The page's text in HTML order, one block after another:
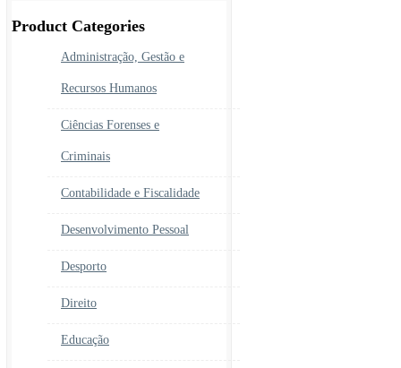
450.00€.390.00€.
Product Categories
Administração, Gestão e
Recursos Humanos
Ciências Forenses e
Criminais
Contabilidade e Fiscalidade
Desenvolvimento Pessoal
Desporto
Direito
Educação